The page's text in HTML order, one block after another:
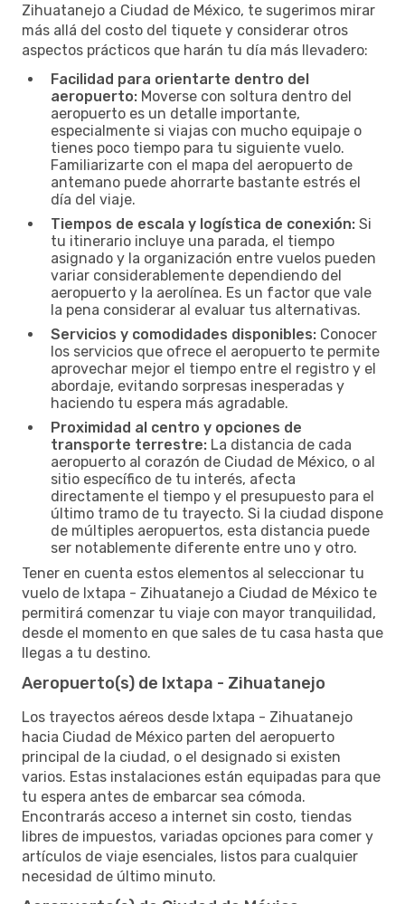
Zihuatanejo a Ciudad de México, te sugerimos mirar
más allá del costo del tiquete y considerar otros
aspectos prácticos que harán tu día más llevadero:
Facilidad para orientarte dentro del
aeropuerto: Moverse con soltura dentro del
aeropuerto es un detalle importante,
especialmente si viajas con mucho equipaje o
tienes poco tiempo para tu siguiente vuelo.
Familiarizarte con el mapa del aeropuerto de
antemano puede ahorrarte bastante estrés el
día del viaje.
Tiempos de escala y logística de conexión: Si
tu itinerario incluye una parada, el tiempo
asignado y la organización entre vuelos pueden
variar considerablemente dependiendo del
aeropuerto y la aerolínea. Es un factor que vale
la pena considerar al evaluar tus alternativas.
Servicios y comodidades disponibles: Conocer
los servicios que ofrece el aeropuerto te permite
aprovechar mejor el tiempo entre el registro y el
abordaje, evitando sorpresas inesperadas y
haciendo tu espera más agradable.
Proximidad al centro y opciones de
transporte terrestre: La distancia de cada
aeropuerto al corazón de Ciudad de México, o al
sitio específico de tu interés, afecta
directamente el tiempo y el presupuesto para el
último tramo de tu trayecto. Si la ciudad dispone
de múltiples aeropuertos, esta distancia puede
ser notablemente diferente entre uno y otro.
Tener en cuenta estos elementos al seleccionar tu
vuelo de Ixtapa - Zihuatanejo a Ciudad de México te
permitirá comenzar tu viaje con mayor tranquilidad,
desde el momento en que sales de tu casa hasta que
llegas a tu destino.
Aeropuerto(s) de Ixtapa - Zihuatanejo
Los trayectos aéreos desde Ixtapa - Zihuatanejo
hacia Ciudad de México parten del aeropuerto
principal de la ciudad, o el designado si existen
varios. Estas instalaciones están equipadas para que
tu espera antes de embarcar sea cómoda.
Encontrarás acceso a internet sin costo, tiendas
libres de impuestos, variadas opciones para comer y
artículos de viaje esenciales, listos para cualquier
necesidad de último minuto.